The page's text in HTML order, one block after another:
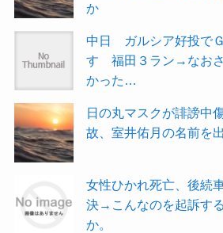
か
中日 ガルシア好投で
す 福田３ラン→なおさ
かった…
日の丸マスクが誹謗中
故、室井佑月の名前を
女性ひかれ死亡、後続
決→こんなのを起訴す
か。